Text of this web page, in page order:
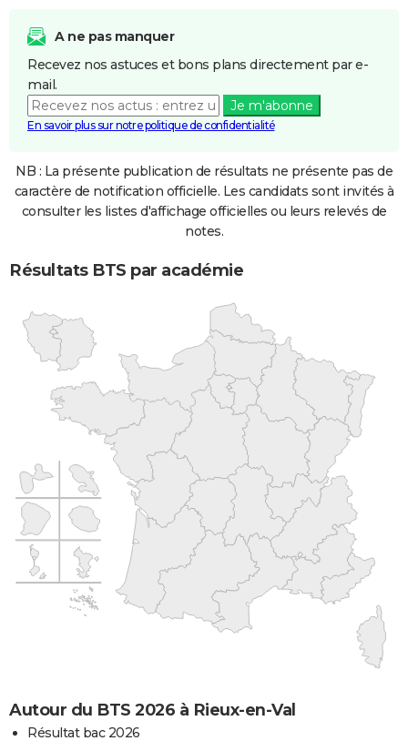
A ne pas manquer
Recevez nos astuces et bons plans directement par e-
mail.
Je m'abonne
En savoir plus sur notre politique de confidentialité
NB : La présente publication de résultats ne présente pas de
caractère de notification officielle. Les candidats sont invités à
consulter les listes d'affichage officielles ou leurs relevés de
notes.
Résultats BTS par académie
Autour du BTS 2026 à Rieux-en-Val
Résultat bac 2026